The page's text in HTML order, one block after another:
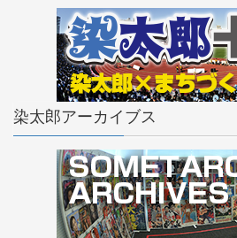
染太郎アーカイブス